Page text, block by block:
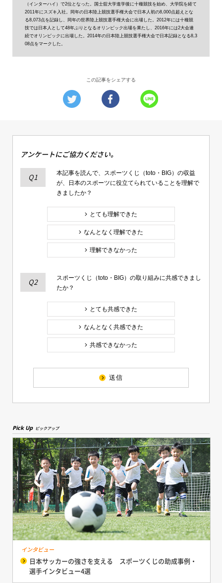
（インターハイ）で2位となった。国士舘大学進学後に十種競技を始め、大学院を経て
2011年にスズキ入社。同年の日本陸上競技選手権大会で日本人初の8,000点超えとな
る8,073点を記録し、同年の世界陸上競技選手権大会に出場した。2012年には十種競
技では日本人として48年ぶりとなるオリンピック出場を果たし、2016年には2大会連
続でオリンピックに出場した。2014年の日本陸上競技選手権大会で日本記録となる8,3
08点をマークした。
この記事をシェアする
アンケートにご協力ください。
Q1
本記事を読んで、スポーツくじ（toto・BIG）の収益
が、日本のスポーツに役立てられていることを理解で
きましたか？
とても理解できた
なんとなく理解できた
理解できなかった
Q2
スポーツくじ（toto・BIG）の取り組みに共感できまし
たか？
とても共感できた
なんとなく共感できた
共感できなかった
送信
Pick Up ピックアップ
インタビュー
日本サッカーの強さを支える スポーツくじの助成事例・
選手インタビュー4選